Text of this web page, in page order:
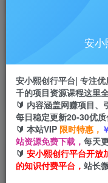
推广返佣高达70%
首页 创业课程 会员免费
AI智能变现实操
益数万元（全套课
安小
安小熙创行平台| 专注
千的项目资源课程这里
🔰 内容涵盖网赚项目、
每日稳定更新20-30优质
🔰 本站VIP 限时特惠，
站资源免费下载， 每天
🔰 安小熙创行平台开放
的知识付费平台， 站长